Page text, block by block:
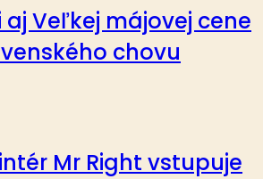
aj Veľkej májovej cene
chovu
Mr Right vstupuje